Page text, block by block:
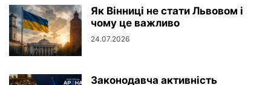
Як Вінниці не стати Львовом і
чому це важливо
24.07.2026
Законодавча активність